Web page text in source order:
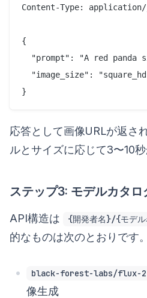
Content-Type:
{
"prompt": "A red panda
"image_size":
応答として画像URLが返さ
ルとサイズに応じて3〜10秒
ステップ3: モデルカタロ
API構造は {開発者名}/{モデ
的なものは次のとおりです。
black-forest-labs/flux-
像生成